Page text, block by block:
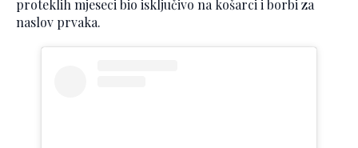
proteklih mjeseci bio isključivo na košarci i borbi za
naslov prvaka.